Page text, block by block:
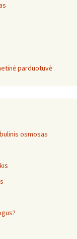
parduotuvė
osmosas